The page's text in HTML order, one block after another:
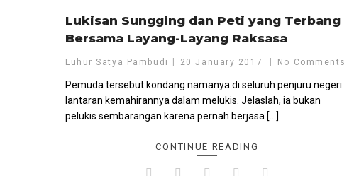
Lukisan Sungging dan Peti yang Terbang
Bersama Layang-Layang Raksasa
Luhur Satya Pambudi 20 January 2017 No Comments
Pemuda tersebut kondang namanya di seluruh penjuru negeri
lantaran kemahirannya dalam melukis. Jelaslah, ia bukan
pelukis sembarangan karena pernah berjasa […]
CONTINUE READING